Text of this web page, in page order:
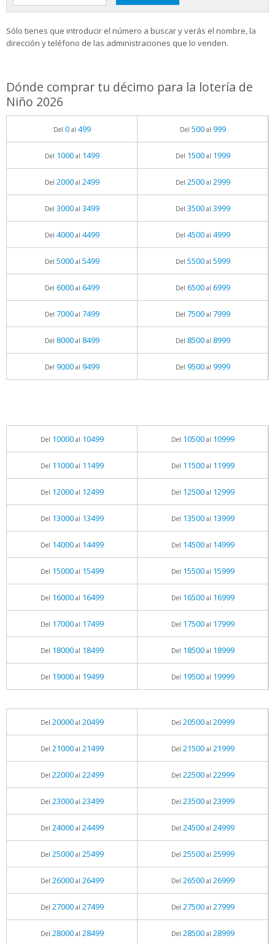
Sólo tienes que introducir el número a buscar y verás el nombre, la
dirección y teléfono de las administraciones que lo venden.
Dónde comprar tu décimo para la lotería de
Niño 2026
Del 0al 499 Del 500al 999
Del 1000al 1499 Del 1500al 1999
Del 2000al 2499 Del 2500al 2999
Del 3000al 3499 Del 3500al 3999
Del 4000al 4499 Del 4500al 4999
Del 5000al 5499 Del 5500al 5999
Del 6000al 6499 Del 6500al 6999
Del 7000al 7499 Del 7500al 7999
Del 8000al 8499 Del 8500al 8999
Del 9000al 9499 Del 9500al 9999
Del 10000al 10499 Del 10500al 10999
Del 11000al 11499 Del 11500al 11999
Del 12000al 12499 Del 12500al 12999
Del 13000al 13499 Del 13500al 13999
Del 14000al 14499 Del 14500al 14999
Del 15000al 15499 Del 15500al 15999
Del 16000al 16499 Del 16500al 16999
Del 17000al 17499 Del 17500al 17999
Del 18000al 18499 Del 18500al 18999
Del 19000al 19499 Del 19500al 19999
Del 20000al 20499 Del 20500al 20999
Del 21000al 21499 Del 21500al 21999
Del 22000al 22499 Del 22500al 22999
Del 23000al 23499 Del 23500al 23999
Del 24000al 24499 Del 24500al 24999
Del 25000al 25499 Del 25500al 25999
Del 26000al 26499 Del 26500al 26999
Del 27000al 27499 Del 27500al 27999
Del 28000al 28499 Del 28500al 28999